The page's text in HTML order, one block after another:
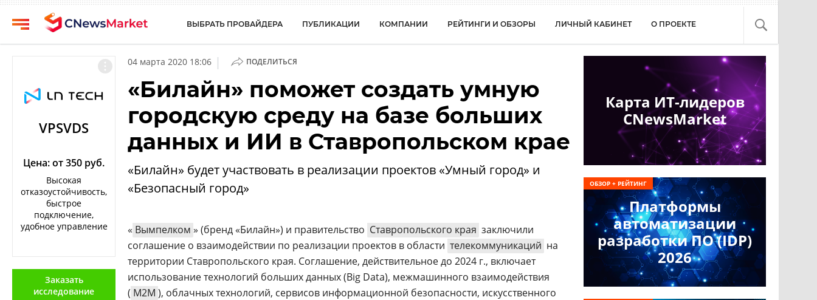
Публикации
обзоры
кабинет
проекте
Аналитика
Конференции
Техника
ВЫБРАТЬ ПРОВАЙДЕРА ПУБЛИКАЦИИ КОМПАНИИ РЕЙТИНГИ И ОБЗОРЫ ЛИЧНЫЙ КАБИНЕТ О ПРОЕКТЕ
VPSVDS
Цена: от 350 руб.
Высокая
отказоустойчивость,
быстрое
подключение,
удобное управление
Заказать
исследование
04 марта 2020 18:06 | ПОДЕЛИТЬСЯ
«Билайн» поможет создать умную
городскую среду на базе больших
данных и ИИ в Ставропольском крае
«Билайн» будет участвовать в реализации проектов «Умный город» и
«Безопасный город»
« Вымпелком » (бренд «Билайн») и правительство Ставропольского края заключили
соглашение о взаимодействии по реализации проектов в области телекоммуникаций на
территории Ставропольского края. Соглашение, действительное до 2024 г., включает
использование технологий больших данных (Big Data), межмашинного взаимодействия
( М2М ), облачных технологий, сервисов информационной безопасности, искусственного
Карта ИТ-лидеров
CNewsMarket
Платформы
автоматизации
разработки ПО (IDP)
2026
ОБЗОР + РЕЙТИНГ